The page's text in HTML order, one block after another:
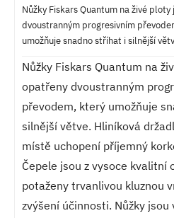
Nůžky Fiskars Quantum na živé
dvoustranným progresivním
umožňuje snadno stříhat i silnější
Nůžky Fiskars Quantum na
opatřeny dvoustranným
převodem, který umožňuje
silnější větve. Hliníková
místě uchopení příjemný
Čepele jsou z vysoce kvalitní
potaženy trvanlivou kluznou
zvýšení účinnosti. Nůžky jsou